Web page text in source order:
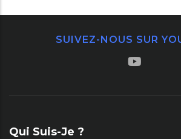
SUIVEZ-NOUS SUR
Qui Suis-Je ?